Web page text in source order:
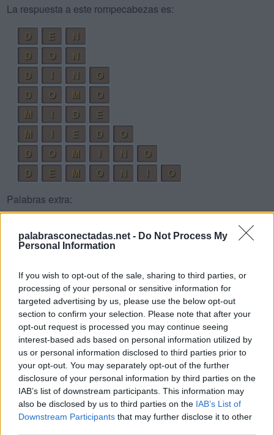
palabrasconectadas.net - Do Not Process My
Personal Information
If you wish to opt-out of the sale, sharing to third parties, or
processing of your personal or sensitive information for
targeted advertising by us, please use the below opt-out
section to confirm your selection. Please note that after your
opt-out request is processed you may continue seeing
interest-based ads based on personal information utilized by
us or personal information disclosed to third parties prior to
your opt-out. You may separately opt-out of the further
disclosure of your personal information by third parties on the
IAB’s list of downstream participants. This information may
also be disclosed by us to third parties on the IAB’s List of
Downstream Participants that may further disclose it to other
La respuesta a este rompecabezas es:
D
E
N
D
O
N
D
I N
O
D
O M
O
M
I D
E
M
I E D
O
D
O M I N
O
D
E M O N I
O
Palabras extra:
I
D
O
M
O N
O
N
D
O
N
O D
O
M
E N
O
M
E D I
O
M
O N D
O
D
O M I N
E
D
O M
E